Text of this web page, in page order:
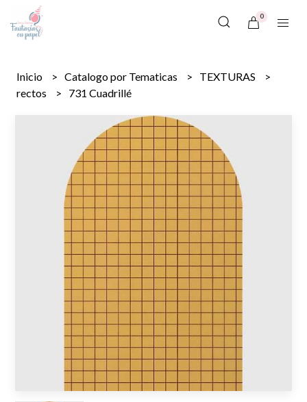
0
Inicio Catalogo por Tematicas
TEXTURAS
rectos
731 Cuadrillé